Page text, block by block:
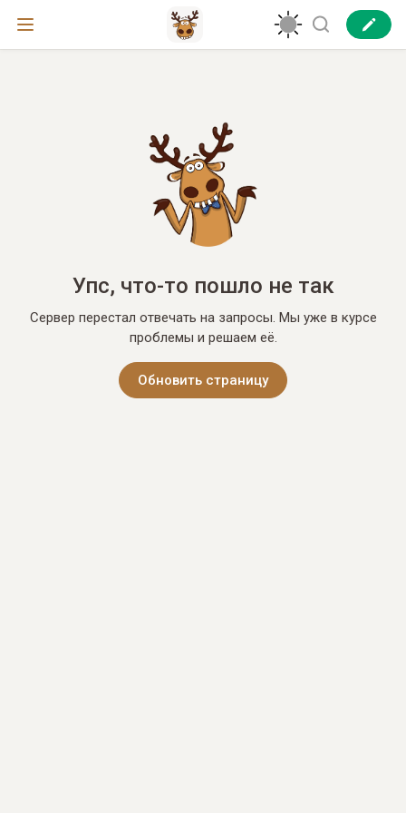
Упс, что-то пошло не так
Сервер перестал отвечать на запросы. Мы уже в курсе
проблемы и решаем её.
Обновить страницу